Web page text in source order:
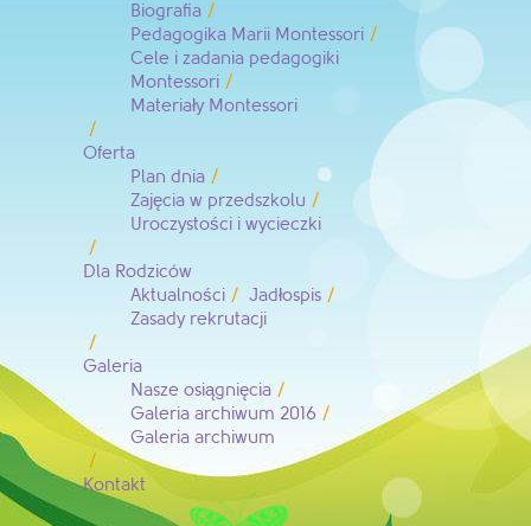
Biografia
Pedagogika Marii Montessori
Cele i zadania pedagogiki
Montessori
Materiały Montessori
Oferta
Plan dnia
Zajęcia w przedszkolu
Uroczystości i wycieczki
Dla Rodziców
Aktualności
Jadłospis
Zasady rekrutacji
Galeria
Nasze osiągnięcia
Galeria archiwum 2016
Galeria archiwum
Kontakt